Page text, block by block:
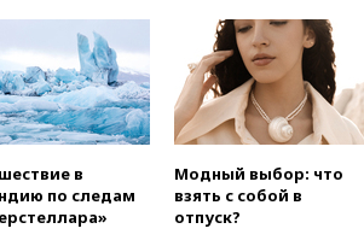
обломков дрона
08:57
Собянин сообщил о
девяти БПЛА, сбитых на
подлете к Москве
08:42
Силы ПВО сбили почти
400 БПЛА над российскими
регионами
Лукашенко призвал
в
по следам
Модный выбор: что
взять с собой в
отпуск?